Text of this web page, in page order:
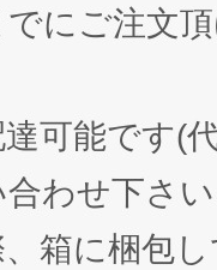
にご注文
可能です(
わせ下さ
箱に梱包